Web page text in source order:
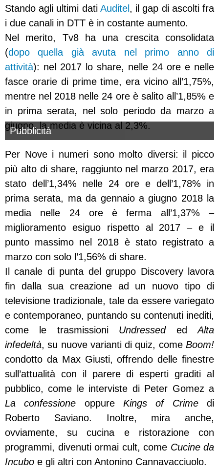
Stando agli ultimi dati Auditel , il gap di ascolti fra
i due canali in DTT è in costante aumento.
Nel merito, Tv8 ha una crescita consolidata
(dopo quella già avuta nel primo anno di
attività): nel 2017 lo share, nelle 24 ore e nelle
fasce orarie di prime time, era vicino all’1,75%,
mentre nel 2018 nelle 24 ore è salito all’1,85% e
in prima serata, nel solo periodo da marzo a
giugno, la media è vicina al 2,3%.
Pubblicità
Per Nove i numeri sono molto diversi: il picco
più alto di share, raggiunto nel marzo 2017, era
stato dell’1,34% nelle 24 ore e dell’1,78% in
prima serata, ma da gennaio a giugno 2018 la
media nelle 24 ore è ferma all’1,37% –
miglioramento esiguo rispetto al 2017 – e il
punto massimo nel 2018 è stato registrato a
marzo con solo l’1,56% di share.
Il canale di punta del gruppo Discovery lavora
fin dalla sua creazione ad un nuovo tipo di
televisione tradizionale, tale da essere variegato
e contemporaneo, puntando su contenuti inediti,
come le trasmissioni UndressededAlta
infedeltà, su nuove varianti di quiz, come Boom!
condotto da Max Giusti, offrendo delle finestre
sull’attualità con il parere di esperti graditi al
pubblico, come le interviste di Peter Gomez a
La confessione oppureKings of Crimedi
Roberto Saviano. Inoltre, mira anche,
ovviamente, su cucina e ristorazione con
programmi, divenuti ormai cult, come Cucine da
Incubo e gli altri con Antonino Cannavacciuolo.